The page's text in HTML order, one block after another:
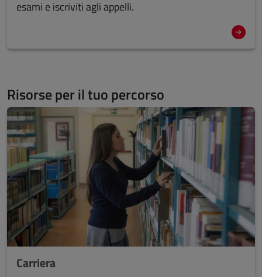
esami e iscriviti agli appelli.
Risorse per il tuo percorso
Carriera